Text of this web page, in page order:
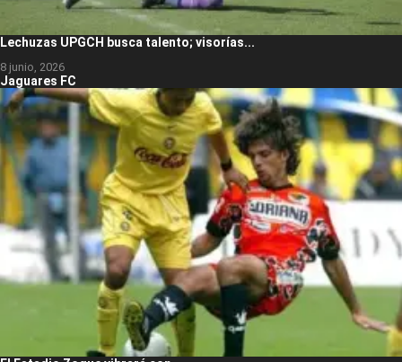
Lechuzas UPGCH busca talento; visorías...
8 junio, 2026
Jaguares FC